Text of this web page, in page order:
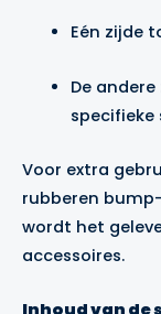
Eén zijde
De
Voor extra
rubberen
wordt het
accessoires.